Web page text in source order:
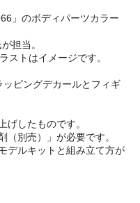
」のボディパーツカラー
担当。
ストはイメージです。
ピングデカールとフィギ
したものです。
別売）」が必要です。
デルキットと組み立て方が